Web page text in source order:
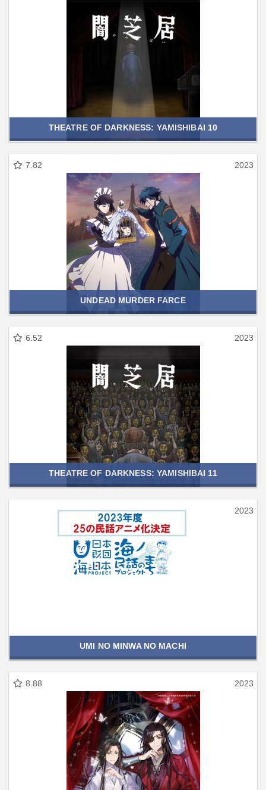
THEATRE OF DARKNESS: YAMISHIBAI 10
7.82 2023
UNDEAD MURDER FARCE
6.52 2023
THEATRE OF DARKNESS: YAMISHIBAI 11
2023
UMI NO MINWA NO MACHI
8.88 2023